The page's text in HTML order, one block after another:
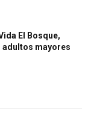
El Bosque,
adultos mayores